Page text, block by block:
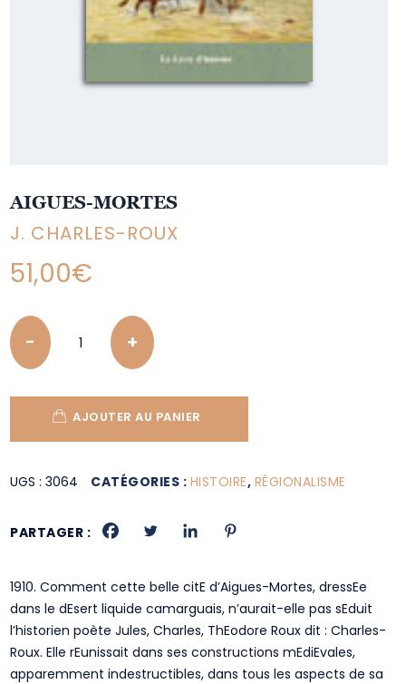
AIGUES-MORTES
J. CHARLES-ROUX
51,00€
Quantity
AJOUTER AU PANIER
UGS :3064 CATÉGORIES : HISTOIRE, RÉGIONALISME
PARTAGER :
1910. Comment cette belle citE d’Aigues-Mortes, dressEe
dans le dEsert liquide camarguais, n’aurait-elle pas sEduit
l’historien poète Jules, Charles, ThEodore Roux dit : Charles-
Roux. Elle rEunissait dans ses constructions mEdiEvales,
apparemment indestructibles, dans tous les aspects de sa